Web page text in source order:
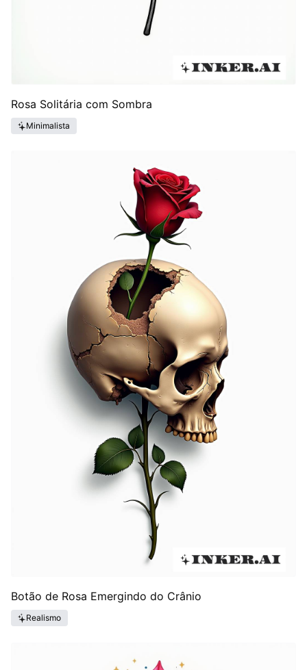
Rosa Solitária com Sombra
Minimalista
Botão de Rosa Emergindo do Crânio
Realismo